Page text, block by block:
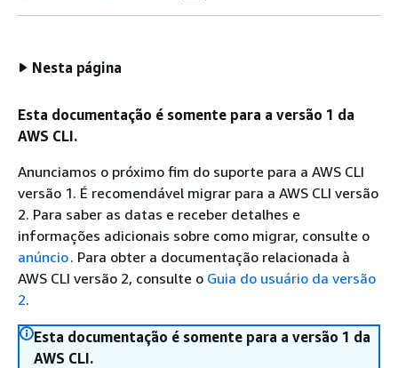
Nesta página
Esta documentação é somente para a versão 1 da
AWS CLI.
Anunciamos o próximo fim do suporte para a AWS CLI
versão 1. É recomendável migrar para a AWS CLI versão
2. Para saber as datas e receber detalhes e
informações adicionais sobre como migrar, consulte o
anúncio. Para obter a documentação relacionada à
AWS CLI versão 2, consulte o Guia do usuário da versão
2.
Esta documentação é somente para a versão 1 da
AWS CLI.